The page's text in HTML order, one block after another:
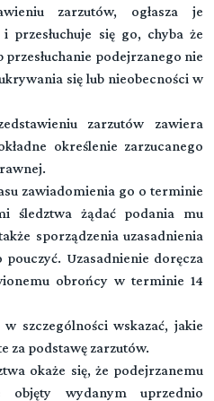
zarzutów, ogłasza je
przesłuchuje się go, chyba że
przesłuchanie podejrzanego nie
się lub nieobecności w
zarzutów zawiera
określenie zarzucanego
zawiadomienia go o terminie
śledztwa żądać podania mu
sporządzenia uzasadnienia
Uzasadnienie doręcza
obrońcy w terminie 14
szczególności wskazać, jakie
za podstawę zarzutów.
okaże się, że podejrzanemu
wydanym uprzednio